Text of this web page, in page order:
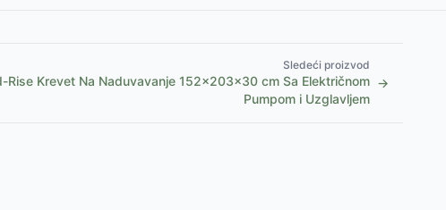
Sledeći proizvod
Rise Krevet Na Naduvavanje 152x203x30 cm Sa Električnom
Pumpom i Uzglavljem
→